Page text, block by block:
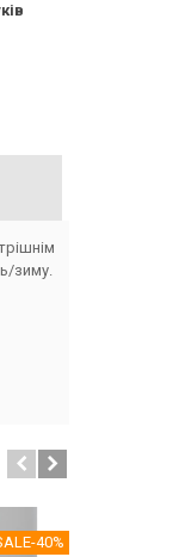
зиму.
-40%